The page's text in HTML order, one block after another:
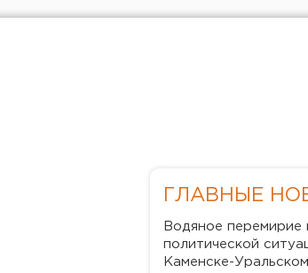
ГЛАВНЫЕ
Водяное перемирие
политической
Каменске-